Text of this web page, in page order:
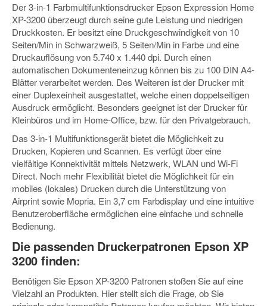
Der 3-in-1 Farbmultifunktionsdrucker Epson Expression Home
XP-3200 überzeugt durch seine gute Leistung und niedrigen
Druckkosten. Er besitzt eine Druckgeschwindigkeit von 10
Seiten/Min in Schwarzweiß, 5 Seiten/Min in Farbe und eine
Druckauflösung von 5.740 x 1.440 dpi. Durch einen
automatischen Dokumenteneinzug können bis zu 100 DIN A4-
Blätter verarbeitet werden. Des Weiteren ist der Drucker mit
einer Duplexeinheit ausgestattet, welche einen doppelseitigen
Ausdruck ermöglicht. Besonders geeignet ist der Drucker für
Kleinbüros und im Home-Office, bzw. für den Privatgebrauch.
Das 3-in-1 Multifunktionsgerät bietet die Möglichkeit zu
Drucken, Kopieren und Scannen. Es verfügt über eine
vielfältige Konnektivität mittels Netzwerk, WLAN und Wi-Fi
Direct. Noch mehr Flexibilität bietet die Möglichkeit für ein
mobiles (lokales) Drucken durch die Unterstützung von
Airprint sowie Mopria. Ein 3,7 cm Farbdisplay und eine intuitive
Benutzeroberfläche ermöglichen eine einfache und schnelle
Bedienung.
Die passenden Druckerpatronen Epson XP
3200 finden:
Benötigen Sie Epson XP-3200 Patronen stoßen Sie auf eine
Vielzahl an Produkten. Hier stellt sich die Frage, ob Sie